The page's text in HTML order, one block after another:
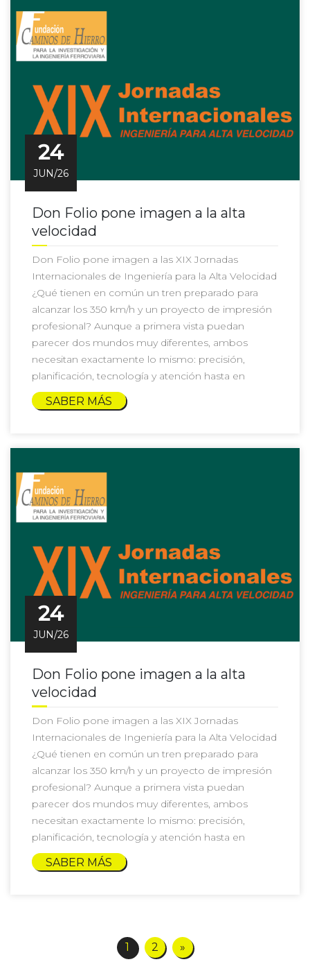
24
JUN/26
Don Folio pone imagen a la alta
velocidad
Don Folio pone imagen a las XIX Jornadas
Internacionales de Ingeniería para la Alta Velocidad
¿Qué tienen en común un tren preparado para
alcanzar los 350 km/h y un proyecto de impresión
profesional? Aunque a primera vista puedan
parecer dos mundos muy diferentes, ambos
necesitan exactamente lo mismo: precisión,
planificación, tecnología y atención hasta en
SABER MÁS
24
JUN/26
Don Folio pone imagen a la alta
velocidad
Don Folio pone imagen a las XIX Jornadas
Internacionales de Ingeniería para la Alta Velocidad
¿Qué tienen en común un tren preparado para
alcanzar los 350 km/h y un proyecto de impresión
profesional? Aunque a primera vista puedan
parecer dos mundos muy diferentes, ambos
necesitan exactamente lo mismo: precisión,
planificación, tecnología y atención hasta en
SABER MÁS
1 2 »